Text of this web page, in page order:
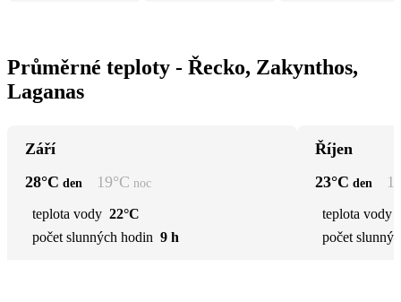
Průměrné teploty - Řecko, Zakynthos,
Laganas
Září
28°C den 19°C noc
teplota vody 22°C
počet slunných hodin 9 h
Říjen
23°C den
teplota vody
počet